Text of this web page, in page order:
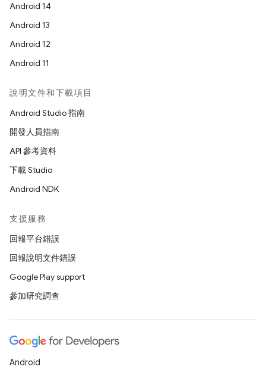
Android 14
Android 13
Android 12
Android 11
說明文件和下載項目
Android Studio 指南
開發人員指南
API 參考資料
下載 Studio
Android NDK
支援服務
回報平台錯誤
回報說明文件錯誤
Google Play support
參加研究調查
Android